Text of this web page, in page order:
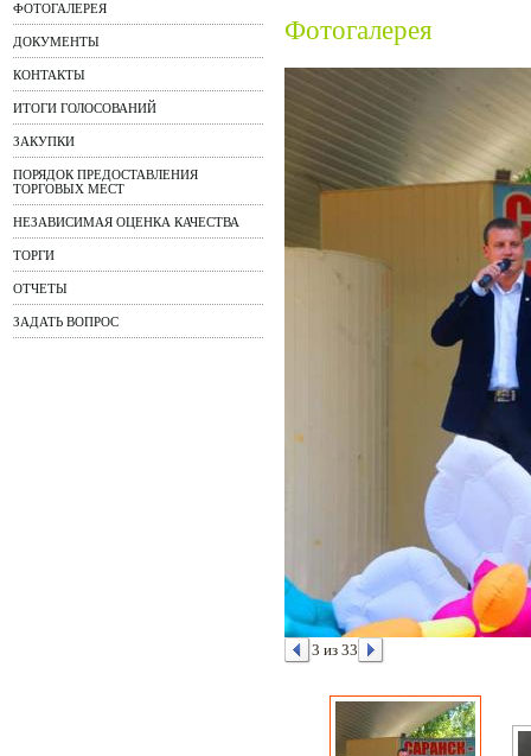
ФОТОГАЛЕРЕЯ
ДОКУМЕНТЫ
КОНТАКТЫ
ИТОГИ ГОЛОСОВАНИЙ
ЗАКУПКИ
ПОРЯДОК ПРЕДОСТАВЛЕНИЯ
ТОРГОВЫХ МЕСТ
НЕЗАВИСИМАЯ ОЦЕНКА КАЧЕСТВА
ТОРГИ
ОТЧЕТЫ
ЗАДАТЬ ВОПРОС
Фотогалерея
3 из 33